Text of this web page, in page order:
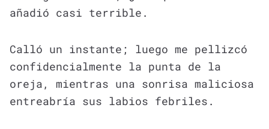
añadió casi terrible.
Calló un instante; luego me pellizcó
confidencialmente la punta de la
oreja, mientras una sonrisa maliciosa
entreabría sus labios febriles.